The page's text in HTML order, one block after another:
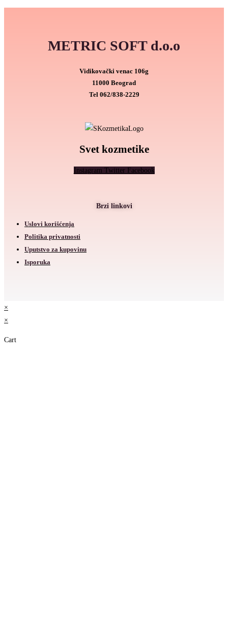
METRIC SOFT d.o.o
Vidikovački venac 106g
11000 Beograd
Tel 062/838-2229
Svet kozmetike
Instagram Twitter Facebook
Brzi linkovi
Uslovi korišćenja
Politika privatnosti
Uputstvo za kupovinu
Isporuka
×
×
Cart